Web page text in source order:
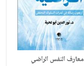
معارف النفس الراضي